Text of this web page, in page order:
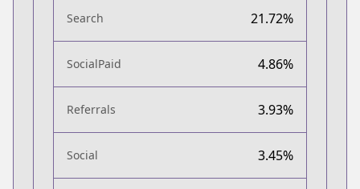
Search 21.72%
SocialPaid 4.86%
Referrals 3.93%
Social 3.45%